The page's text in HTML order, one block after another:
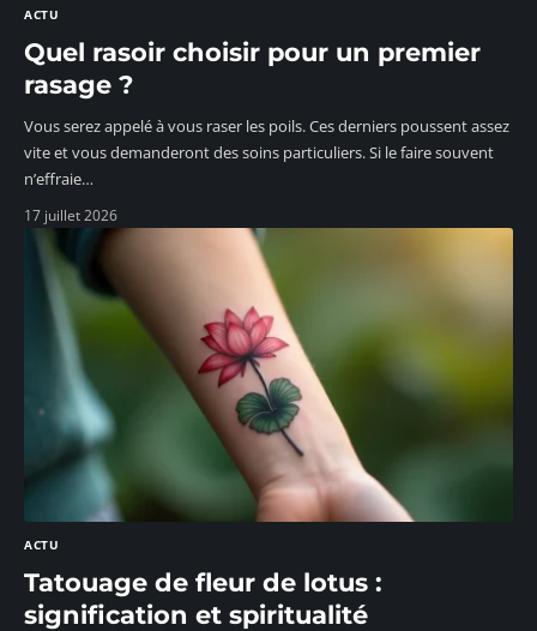
ACTU
Quel rasoir choisir pour un premier
rasage ?
Vous serez appelé à vous raser les poils. Ces derniers poussent assez
vite et vous demanderont des soins particuliers. Si le faire souvent
n’effraie…
17 juillet 2026
ACTU
Tatouage de fleur de lotus :
signification et spiritualité